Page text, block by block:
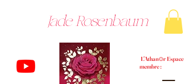
Jade Rosenbaum
L'Athan⊙r Espace
membre :